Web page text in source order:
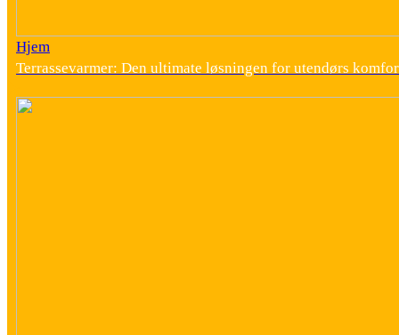
Hjem
Terrassevarmer: Den ultimate løsningen for utendørs